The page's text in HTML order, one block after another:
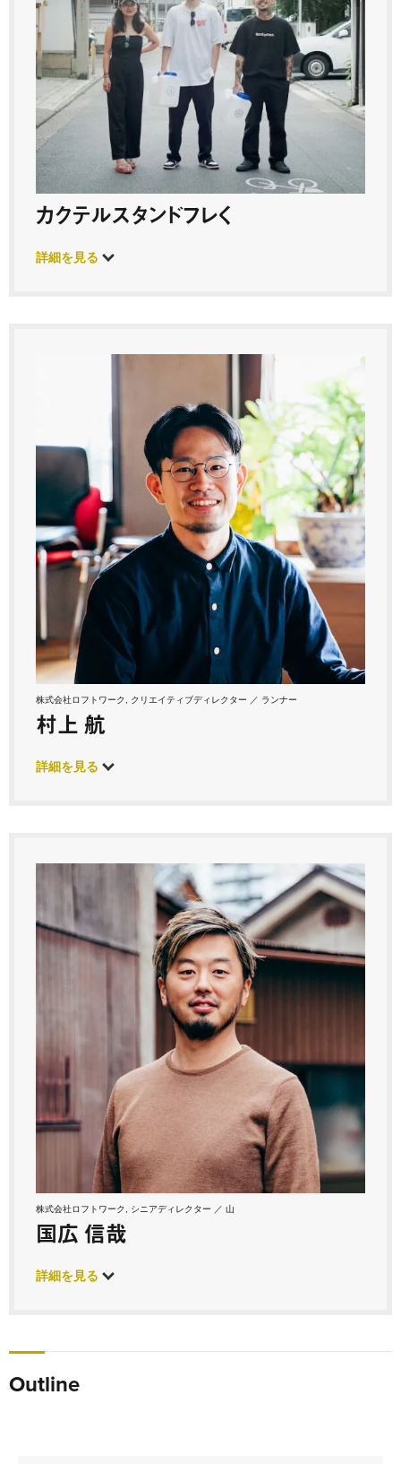
カクテルスタンドフレく
詳細を見る
株式会社ロフトワーク, クリエイティブディレクター ／ ランナー
村上 航
詳細を見る
株式会社ロフトワーク, シニアディレクター ／ 山
国広 信哉
詳細を見る
Outline